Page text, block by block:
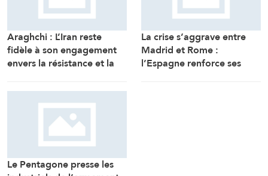
Araghchi : L’Iran reste
fidèle à son engagement
poursuite du combat
malgré toutes les pressions
La crise s’aggrave entre
Madrid et Rome :
l’Espagne renforce ses